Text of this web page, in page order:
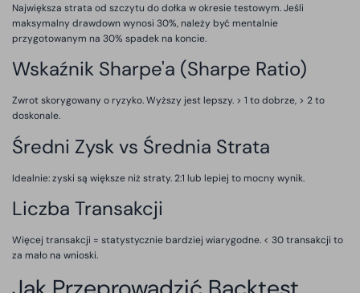
Największa strata od szczytu do dołka w okresie testowym. Jeśli
maksymalny drawdown wynosi 30%, należy być mentalnie
przygotowanym na 30% spadek na koncie.
Wskaźnik Sharpe'a (Sharpe Ratio)
Zwrot skorygowany o ryzyko. Wyższy jest lepszy. > 1 to dobrze, > 2 to
doskonale.
Średni Zysk vs Średnia Strata
Idealnie: zyski są większe niż straty. 2:1 lub lepiej to mocny wynik.
Liczba Transakcji
Więcej transakcji = statystycznie bardziej wiarygodne. < 30 transakcji to
za mało na wnioski.